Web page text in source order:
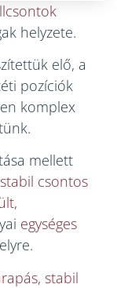
helyzete.
elő, a
pozíciók
komplex
mellett
csontos
egységes
stabil